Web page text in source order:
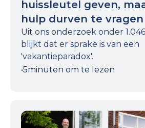
huissleutel geven,
hulp durven te vragen
Uit ons onderzoek onder
blijkt dat er sprake is van een
'vakantieparadox'.
•5minuten om te lezen